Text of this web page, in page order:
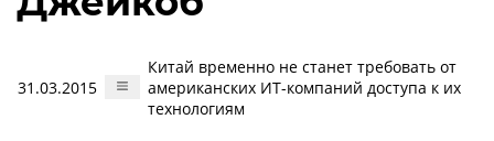
31.03.2015
Китай временно не станет требовать от
американских ИТ-компаний доступа к их
технологиям